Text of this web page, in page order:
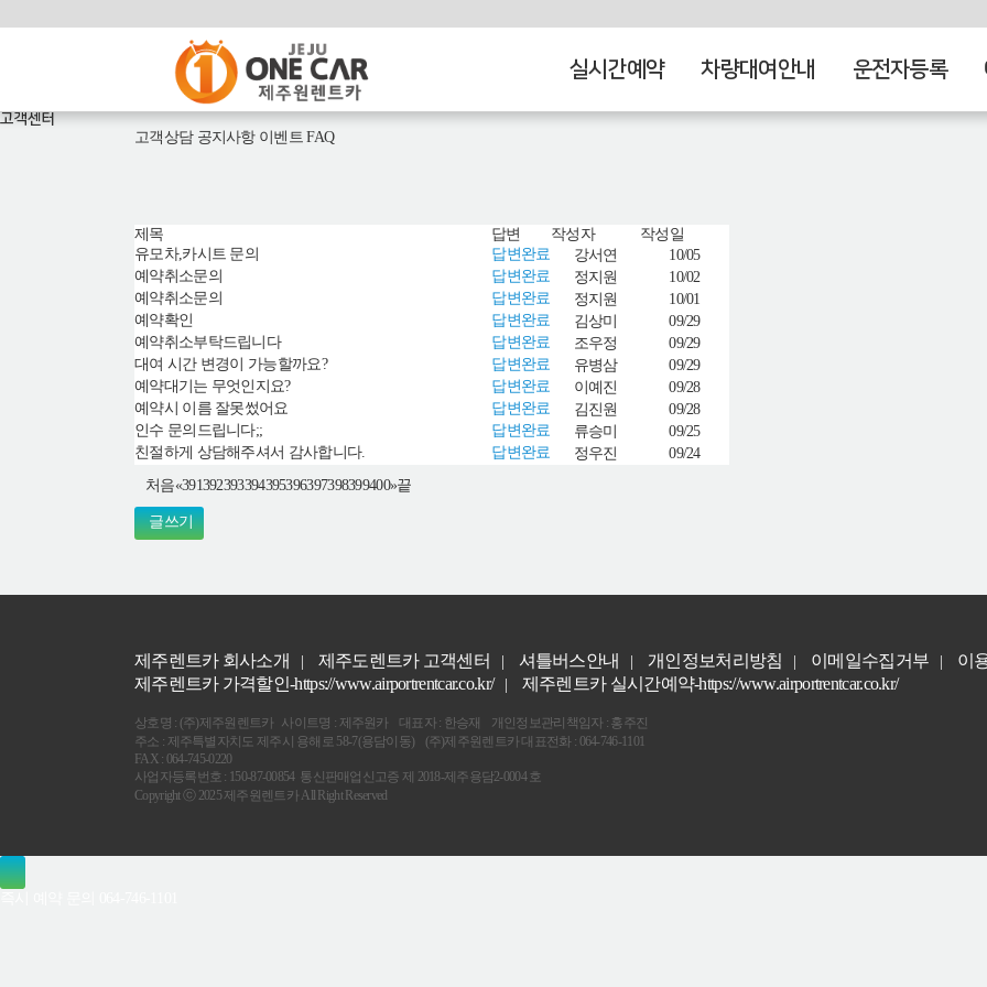
실시간예약 차량대여안내 운전자등록
고객센터
고객상담 공지사항 이벤트 FAQ
제목 답변 작성자
작성일
유모차,카시트 문의
답변완료 강서연
10/05
예약취소문의
답변완료 정지원
10/02
예약취소문의
답변완료 정지원
10/01
예약확인
답변완료 김상미
09/29
예약취소부탁드립니다
답변완료 조우정
09/29
대여 시간 변경이 가능할까요?
답변완료 유병삼
09/29
예약대기는 무엇인지요?
답변완료 이예진
09/28
예약시 이름 잘못썼어요
답변완료 김진원
09/28
인수 문의드립니다;;
답변완료 류승미
09/25
친절하게 상담해주셔서 감사합니다.
답변완료 정우진
09/24
처음«391392393394395396397398399400»끝
글쓰기
제주렌트카 회사소개 | 제주도렌트카 고객센터 | 셔틀버스안내 | 개인정보처리방침 | 이메일수집거부 |
이
제주렌트카 가격할인-https://www.airportrentcar.co.kr/
| 제주렌트카 실시간예약-https://www.airportrentcar.co.kr/
상호명 : (주)제주원렌트카 사이트명 : 제주원카 대표자 : 한승재 개인정보관리책임자 : 홍주진
주소 : 제주특별자치도 제주시 용해로 58-7(용담이동) (주)제주원렌트카 대표전화 : 064-746-1101
FAX : 064-745-0220
사업자등록번호 : 150-87-00854 통신판매업신고증 제 2018-제주용담2-0004 호
Copyright ⓒ 2025 제주원렌트카 All Right Reserved